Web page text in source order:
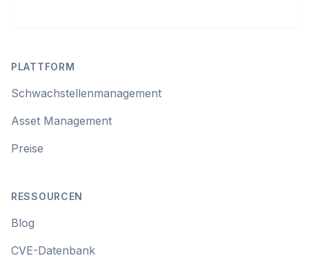
PLATTFORM
Schwachstellenmanagement
Asset Management
Preise
RESSOURCEN
Blog
CVE-Datenbank